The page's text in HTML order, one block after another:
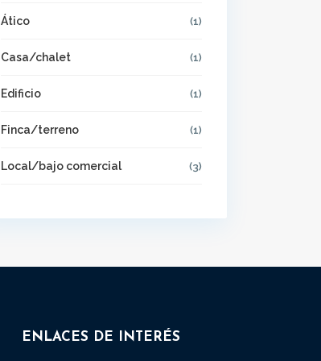
Ático (1)
Casa/chalet (1)
Edificio (1)
Finca/terreno (1)
Local/bajo comercial (3)
ENLACES DE INTERÉS